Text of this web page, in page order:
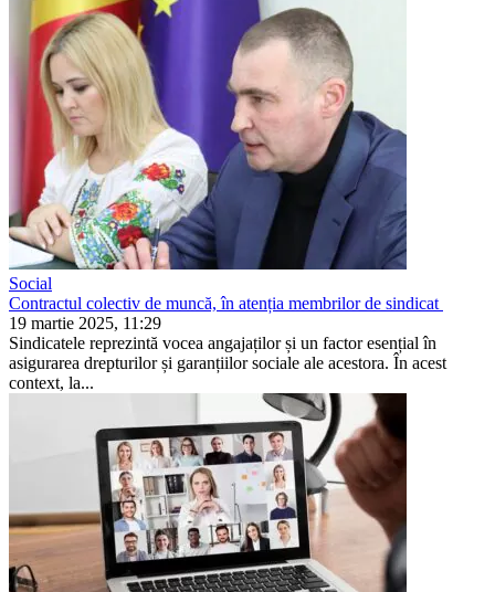
Social
Contractul colectiv de muncă, în atenția membrilor de sindicat
19 martie 2025, 11:29
Sindicatele reprezintă vocea angajaților și un factor esențial în
asigurarea drepturilor și garanțiilor sociale ale acestora. În acest
context, la...